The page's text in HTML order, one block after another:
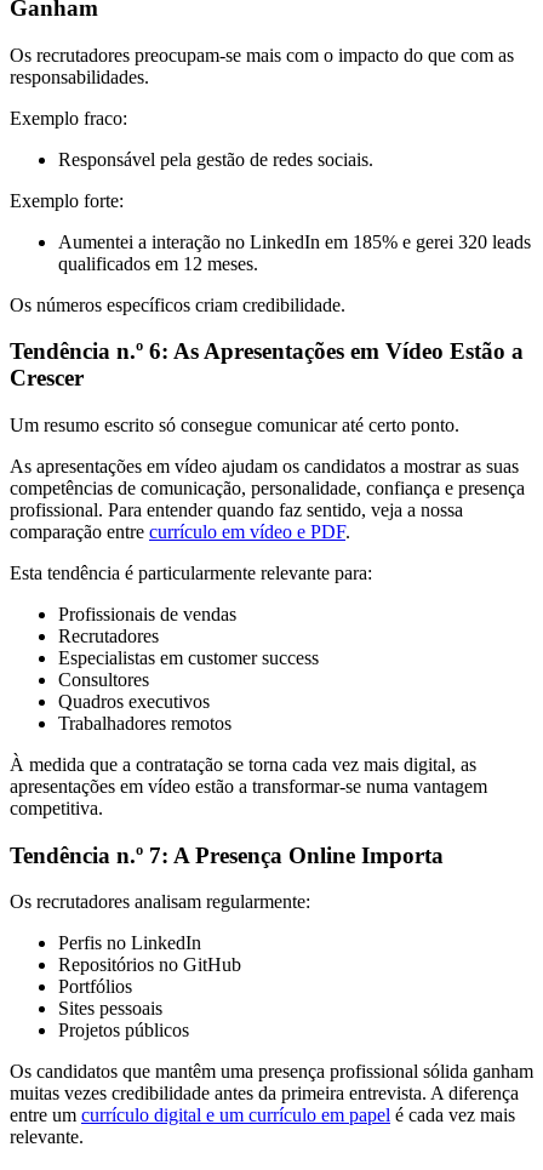
Ganham
Os recrutadores preocupam-se mais com o impacto do que com as
responsabilidades.
Exemplo fraco:
Responsável pela gestão de redes sociais.
Exemplo forte:
Aumentei a interação no LinkedIn em 185% e gerei 320 leads
qualificados em 12 meses.
Os números específicos criam credibilidade.
Tendência n.º 6: As Apresentações em Vídeo Estão a
Crescer
Um resumo escrito só consegue comunicar até certo ponto.
As apresentações em vídeo ajudam os candidatos a mostrar as suas
competências de comunicação, personalidade, confiança e presença
profissional. Para entender quando faz sentido, veja a nossa
comparação entre currículo em vídeo e PDF.
Esta tendência é particularmente relevante para:
Profissionais de vendas
Recrutadores
Especialistas em customer success
Consultores
Quadros executivos
Trabalhadores remotos
À medida que a contratação se torna cada vez mais digital, as
apresentações em vídeo estão a transformar-se numa vantagem
competitiva.
Tendência n.º 7: A Presença Online Importa
Os recrutadores analisam regularmente:
Perfis no LinkedIn
Repositórios no GitHub
Portfólios
Sites pessoais
Projetos públicos
Os candidatos que mantêm uma presença profissional sólida ganham
muitas vezes credibilidade antes da primeira entrevista. A diferença
entre um currículo digital e um currículo em papel é cada vez mais
relevante.